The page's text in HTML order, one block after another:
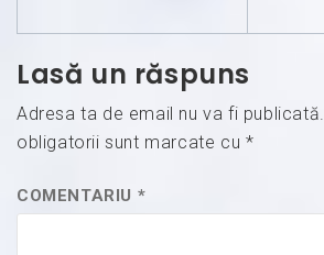
Lasă un răspuns
Adresa ta de email nu va fi publicată.
obligatorii sunt marcate cu *
COMENTARIU *